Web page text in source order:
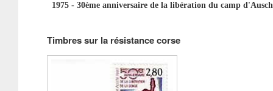
1975 - 30ème anniversaire de la libération du camp
Timbres sur la résistance corse